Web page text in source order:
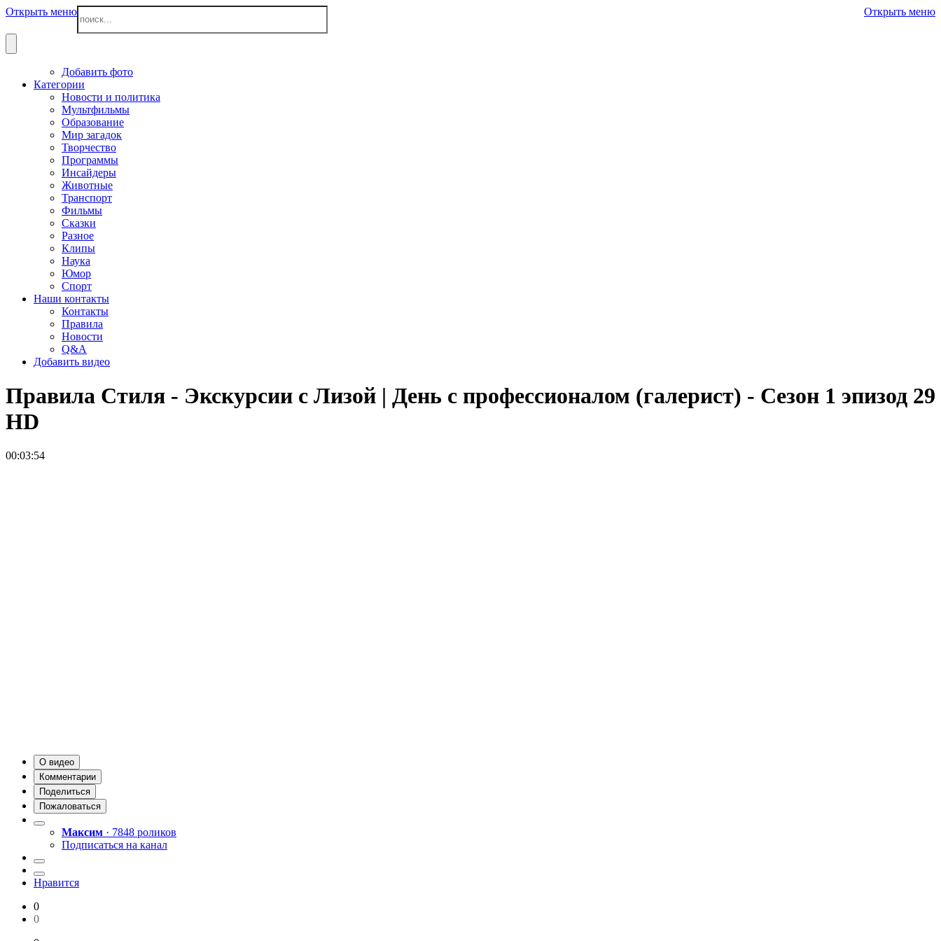
Открыть меню Открыть меню
Добавить фото
Категории
Новости и политика
Мультфильмы
Образование
Мир загадок
Творчество
Программы
Инсайдеры
Животные
Транспорт
Фильмы
Сказки
Разное
Клипы
Наука
Юмор
Спорт
Наши контакты
Контакты
Правила
Новости
Q&A
Добавить видео
Правила Стиля - Экскурсии с Лизой | День с профессионалом (галерист) - Сезон 1 эпизод 29
HD
00:03:54
О видео
Комментарии
Поделиться
Пожаловаться
Максим · 7848 роликов
Подписаться на канал
Нравится
0
0